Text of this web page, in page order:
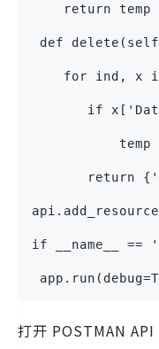
    return temp
def
for ind, x
if
temp
return
if __name__ ==
打开 POSTMAN